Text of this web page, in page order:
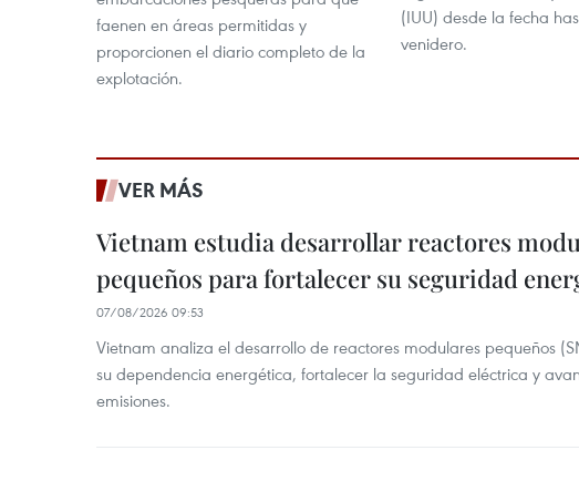
faenen en áreas permitidas y
proporcionen el diario completo de la
explotación.
(IUU) desde la fecha
venidero.
VER MÁS
Vietnam estudia desarrollar reactores
pequeños para fortalecer su seguridad
07/08/2026 09:53
Vietnam analiza el desarrollo de reactores modulares pequeños
su dependencia energética, fortalecer la seguridad eléctrica y
emisiones.